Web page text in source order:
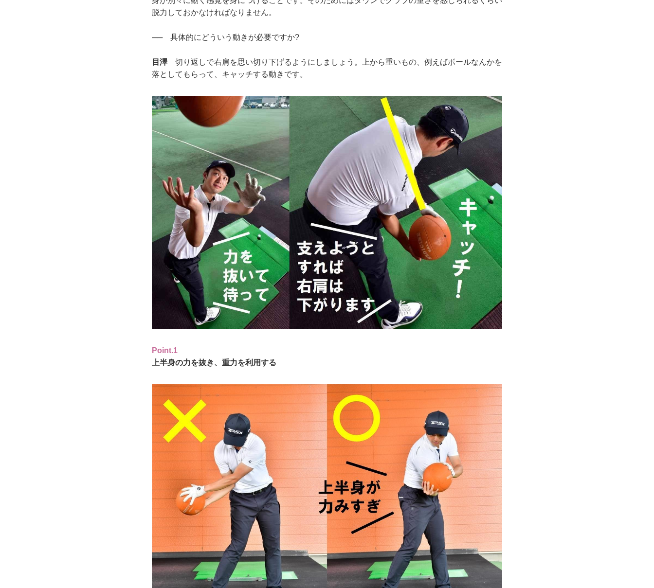
脱力しておかなければなりません。
── 具体的にどういう動きが必要ですか?
目澤切り返しで右肩を思い切り下げるようにしましょう。上から重いもの、例えばボールなんかを
落としてもらって、キャッチする動きです。
Point.1
上半身の力を抜き、重力を利用する